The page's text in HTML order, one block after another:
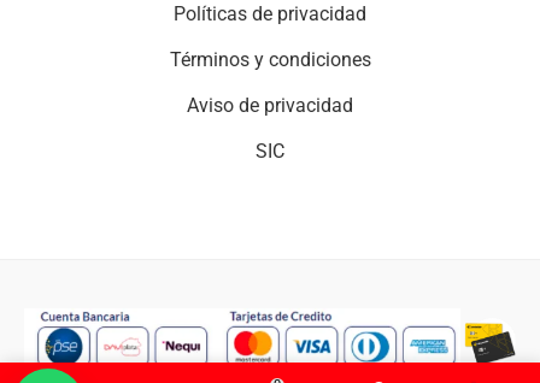
Políticas de privacidad
Términos y condiciones
Aviso de privacidad
SIC